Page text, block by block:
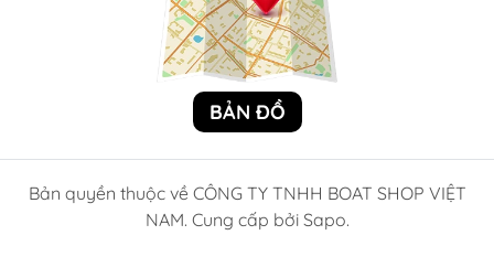
tời neo – winch anchor windlass
Kết hợp với mỏ neo, phao neo trong hệ thống neo
Sử dụng trong khoang tàu, hệ phụ kiện neo linh
hoạt
BẢN ĐỒ
Bản quyền thuộc về CÔNG TY TNHH BOAT SHOP VIỆT
NAM. Cung cấp bởi Sapo.